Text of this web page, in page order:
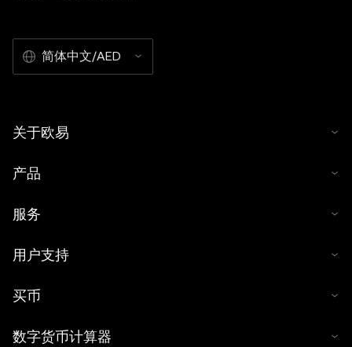
简体中文/AED
关于欧易
产品
服务
用户支持
买币
数字货币计算器